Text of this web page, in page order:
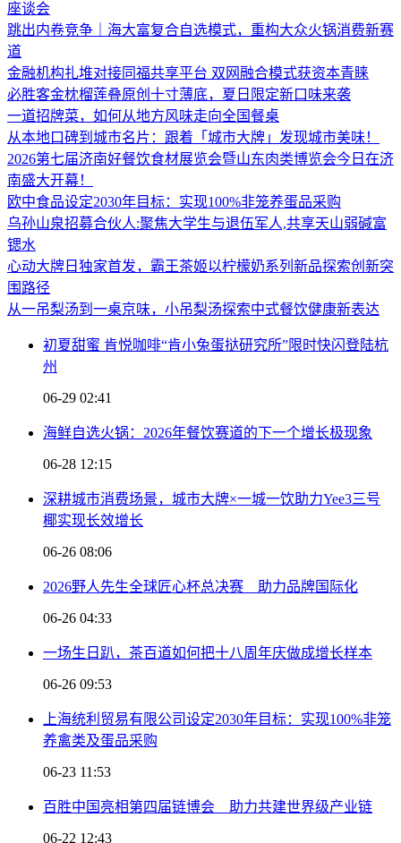
座谈会
跳出内卷竞争｜海大富复合自选模式，重构大众火锅消费新赛
道
金融机构扎堆对接同福共享平台 双网融合模式获资本青睐
必胜客金枕榴莲叠原创十寸薄底，夏日限定新口味来袭
一道招牌菜，如何从地方风味走向全国餐桌
从本地口碑到城市名片：跟着「城市大牌」发现城市美味！
2026第七届济南好餐饮食材展览会暨山东肉类博览会今日在济
南盛大开幕！
欧中食品设定2030年目标：实现100%非笼养蛋品采购
乌孙山泉招募合伙人:聚焦大学生与退伍军人,共享天山弱碱富
锶水
心动大牌日独家首发，霸王茶姬以柠檬奶系列新品探索创新突
围路径
从一吊梨汤到一桌京味，小吊梨汤探索中式餐饮健康新表达
初夏甜蜜 肯悦咖啡“肯小兔蛋挞研究所”限时快闪登陆杭
州
06-29 02:41
海鲜自选火锅：2026年餐饮赛道的下一个增长极现象
06-28 12:15
深耕城市消费场景，城市大牌×一城一饮助力Yee3三号
椰实现长效增长
06-26 08:06
2026野人先生全球匠心杯总决赛 助力品牌国际化
06-26 04:33
一场生日趴，茶百道如何把十八周年庆做成增长样本
06-26 09:53
上海统利贸易有限公司设定2030年目标：实现100%非笼
养禽类及蛋品采购
06-23 11:53
百胜中国亮相第四届链博会 助力共建世界级产业链
06-22 12:43